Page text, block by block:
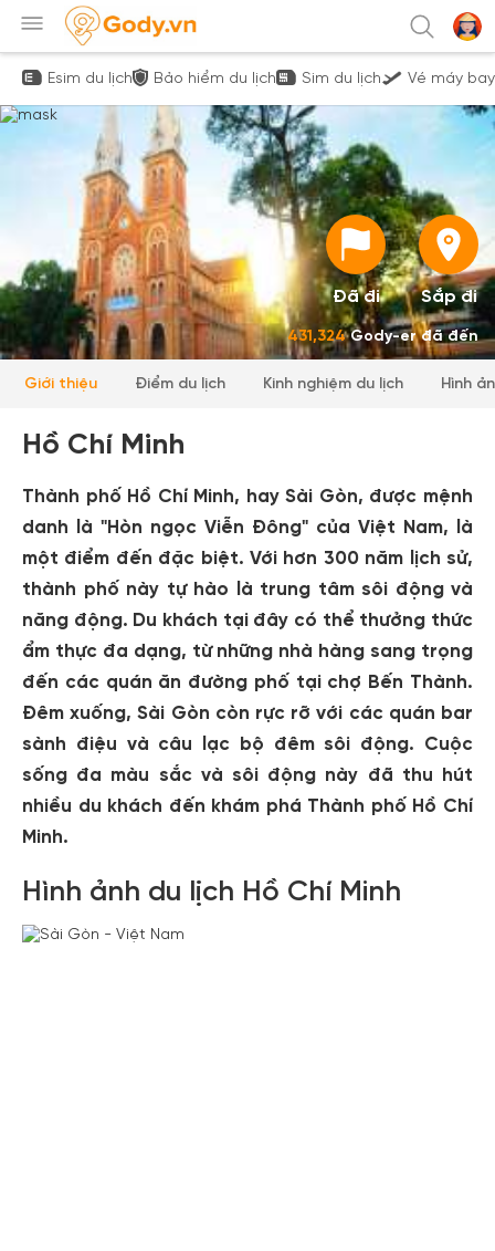
Esim du lịch Bảo hiểm du lịch Sim du lịch Vé máy bay
Đã đi Sắp đi
431,324Gody-er đã đến
Giới thiệu Điểm du lịch Kinh nghiệm du lịch Hình
Hồ Chí Minh
Thành phố Hồ Chí Minh, hay Sài Gòn, được mệnh
danh là "Hòn ngọc Viễn Đông" của Việt Nam, là
một điểm đến đặc biệt. Với hơn 300 năm lịch sử,
thành phố này tự hào là trung tâm sôi động và
năng động. Du khách tại đây có thể thưởng thức
ẩm thực đa dạng, từ những nhà hàng sang trọng
đến các quán ăn đường phố tại chợ Bến Thành.
Đêm xuống, Sài Gòn còn rực rỡ với các quán bar
sành điệu và câu lạc bộ đêm sôi động. Cuộc
sống đa màu sắc và sôi động này đã thu hút
nhiều du khách đến khám phá Thành phố Hồ Chí
Minh.
Hình ảnh du lịch Hồ Chí Minh